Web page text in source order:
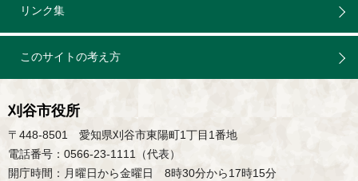
リンク集
このサイトの考え方
刈谷市役所
〒448-8501 愛知県刈谷市東陽町1丁目1番地
電話番号：0566-23-1111（代表）
開庁時間：月曜日から金曜日 8時30分から17時15分